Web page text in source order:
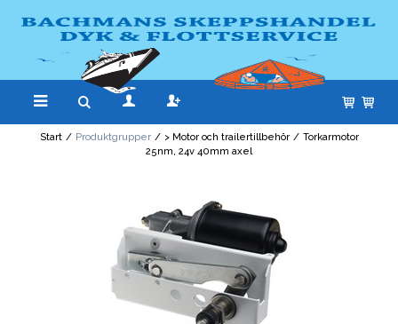
Start / Produktgrupper / > Motor och trailertillbehör / Torkarmotor
25nm, 24v 40mm axel